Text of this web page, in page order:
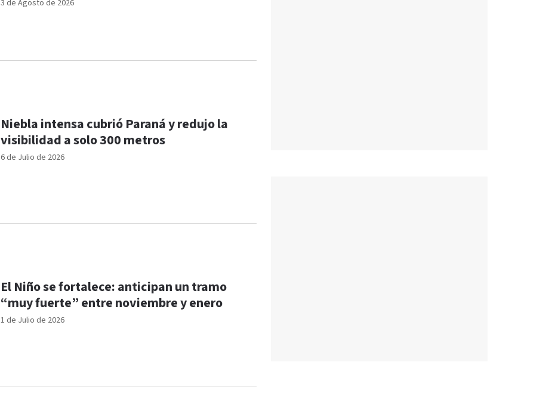
3 de Agosto de 2026
6 de Julio de 2026
Niebla intensa cubrió Paraná y redujo la
visibilidad a solo 300 metros
1 de Julio de 2026
El Niño se fortalece: anticipan un tramo
“muy fuerte” entre noviembre y enero